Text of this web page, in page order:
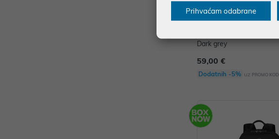
Dark grey
59,00 €
Dodatnih -5% uz PROMO KOD
Prihvaćam odabrane